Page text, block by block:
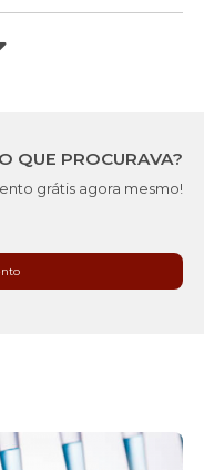
QUE PROCURAVA?
grátis agora mesmo!